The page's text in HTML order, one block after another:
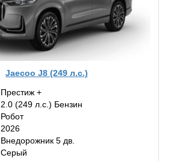
Jaecoo J8 (249 л.с.)
Престиж +
2.0 (249 л.с.) Бензин
Робот
2026
Внедорожник 5 дв.
Серый